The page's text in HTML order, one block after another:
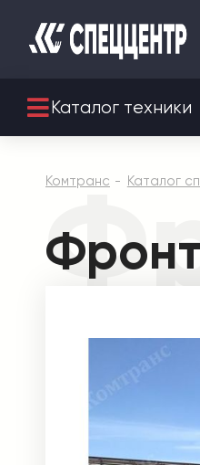
Каталог техники
Комтранс Каталог